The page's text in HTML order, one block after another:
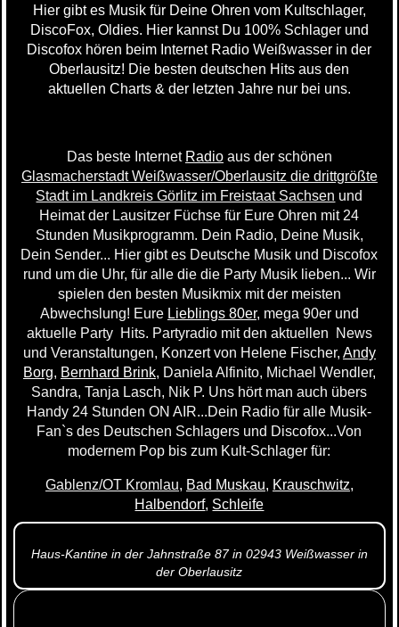
Hier gibt es Musik für Deine Ohren vom Kultschlager,
DiscoFox, Oldies. Hier kannst Du 100% Schlager und
Discofox hören beim Internet Radio Weißwasser in der
Oberlausitz! Die besten deutschen Hits aus den
aktuellen Charts & der letzten Jahre nur bei uns.
Das beste Internet Radioaus der schönen
Glasmacherstadt Weißwasser/Oberlausitz die drittgrößte
Stadt im Landkreis Görlitz im Freistaat Sachsen und
Heimat der Lausitzer Füchse für Eure Ohren mit 24
Stunden Musikprogramm. Dein Radio, Deine Musik,
Dein Sender... Hier gibt es Deutsche Musik und Discofox
rund um die Uhr, für alle die die Party Musik lieben... Wir
spielen den besten Musikmix mit der meisten
Abwechslung! Eure Lieblings 80er, mega 90er und
aktuelle Party Hits. Partyradio mit den aktuellen News
und Veranstaltungen, Konzert von Helene Fischer, Andy
Borg, Bernhard Brink, Daniela Alfinito, Michael Wendler,
Sandra, Tanja Lasch, Nik P. Uns hört man auch übers
Handy 24 Stunden ON AIR...Dein Radio für alle Musik-
Fan`s des Deutschen Schlagers und Discofox...Von
modernem Pop bis zum Kult-Schlager für:
Gablenz/OT Kromlau, Bad Muskau, Krauschwitz,
Halbendorf, Schleife
Haus-Kantine in der Jahnstraße 87 in 02943 Weißwasser in
der Oberlausitz